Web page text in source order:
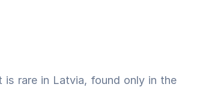
is rare in Latvia, found only in the